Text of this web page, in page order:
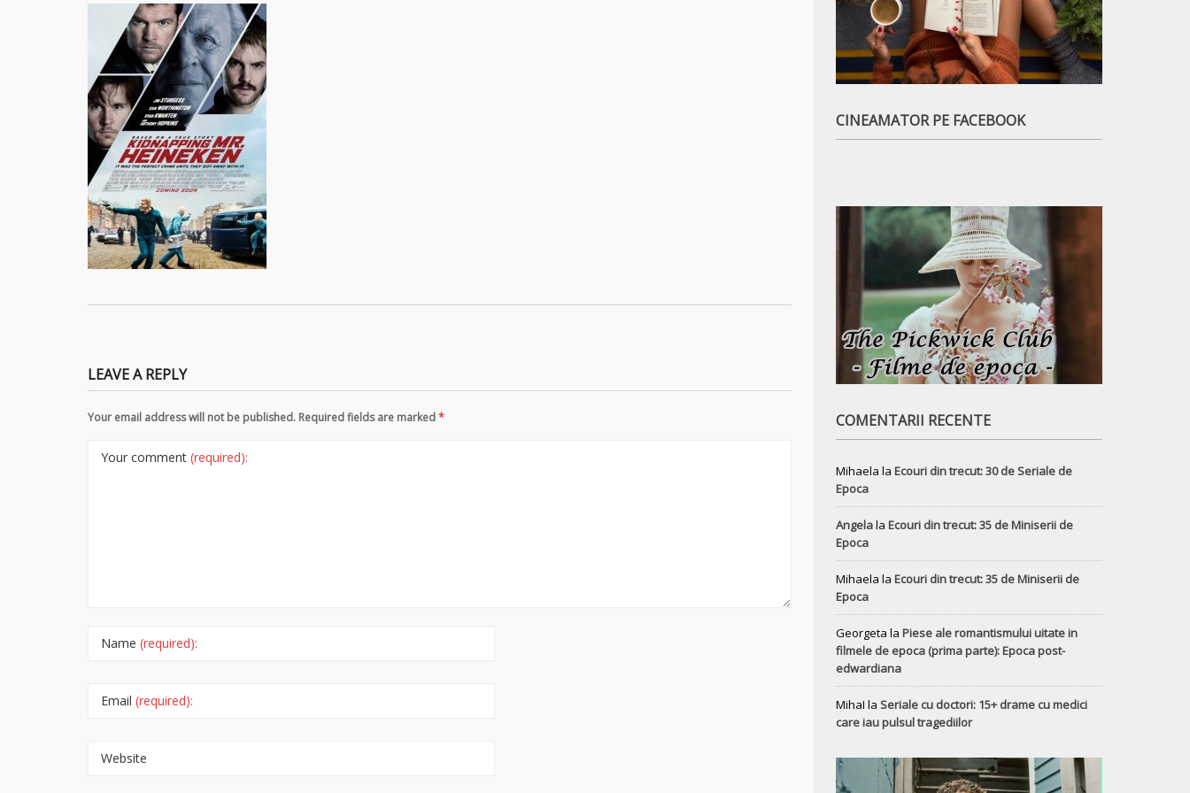
LEAVE A REPLY
Your email address will not be published. Required fields are marked*
Your comment (required):
Name (required):
Email (required):
Website
CINEAMATOR PE FACEBOOK
COMENTARII RECENTE
Mihaela la Ecouri din trecut: 30 de Seriale de
Epoca
Angelala Ecouri din trecut: 35 de Miniserii de
Epoca
Mihaela la Ecouri din trecut: 35 de Miniserii de
Epoca
Georgeta la Piese ale romantismului uitate in
filmele de epoca (prima parte): Epoca post-
edwardiana
MihaI la Seriale cu doctori: 15+ drame cu medici
care iau pulsul tragediilor